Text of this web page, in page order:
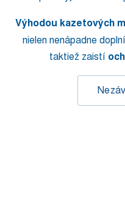
Výhodou kazetových
nielen nenápadne
taktiež zaistí